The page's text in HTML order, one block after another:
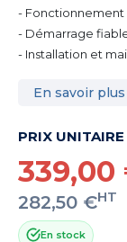
- Fonctionnement
- Démarrage
- Installation et
En savoir plus
PRIX UNITAIRE
339,00
282,50 €HT
En stock